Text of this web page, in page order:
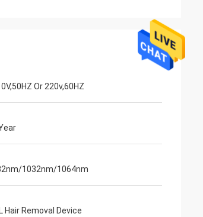
Or 220v,60HZ
1032nm/1064nm
Hair Removal Device